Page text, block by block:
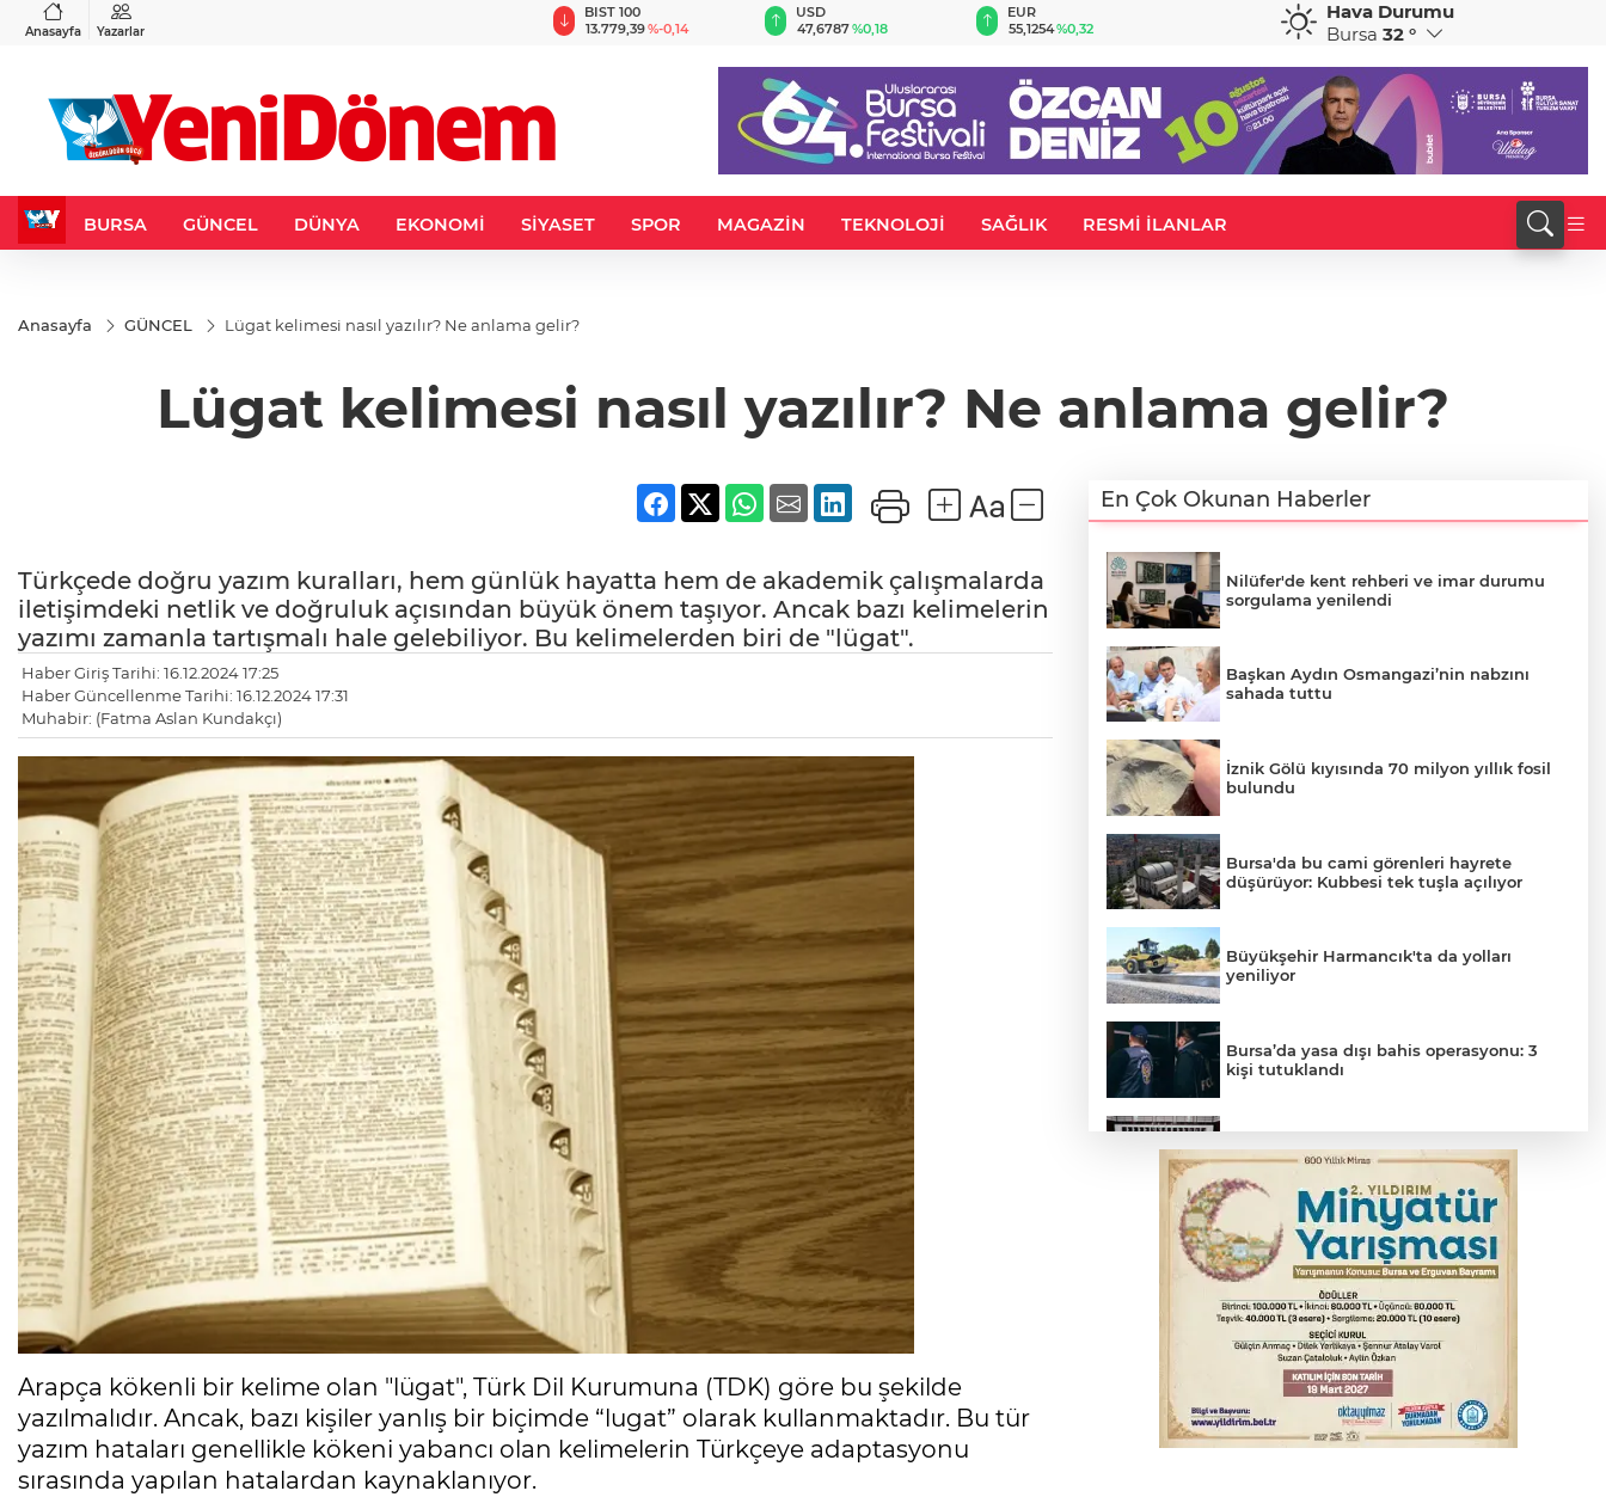
Anasayfa Yazarlar
%-0,22
BIST 100
13.779,39%-0,14
USD
47,6787%0,18
EUR
55,1254%0,32 %0,38
CHF
59,0083
Hava Durumu
Bursa 32 °
BURSA GÜNCEL DÜNYA EKONOMİ SİYASET SPOR MAGAZİN TEKNOLOJİ SAĞLIK RESMİ İLANLAR
Anasayfa GÜNCEL Lügat kelimesi nasıl yazılır? Ne anlama gelir?
Lügat kelimesi nasıl yazılır? Ne anlama gelir?
Türkçede doğru yazım kuralları, hem günlük hayatta hem de akademik çalışmalarda
iletişimdeki netlik ve doğruluk açısından büyük önem taşıyor. Ancak bazı kelimelerin
yazımı zamanla tartışmalı hale gelebiliyor. Bu kelimelerden biri de "lügat".
Haber Giriş Tarihi: 16.12.2024 17:25
Haber Güncellenme Tarihi: 16.12.2024 17:31
Muhabir: (Fatma Aslan Kundakçı)
Arapça kökenli bir kelime olan "lügat", Türk Dil Kurumuna (TDK) göre bu şekilde
yazılmalıdır. Ancak, bazı kişiler yanlış bir biçimde “lugat” olarak kullanmaktadır. Bu tür
yazım hataları genellikle kökeni yabancı olan kelimelerin Türkçeye adaptasyonu
sırasında yapılan hatalardan kaynaklanıyor.
En Çok Okunan Haberler
Nilüfer'de kent rehberi ve imar durumu
sorgulama yenilendi
Başkan Aydın Osmangazi’nin nabzını
sahada tuttu
İznik Gölü kıyısında 70 milyon yıllık fosil
bulundu
Bursa'da bu cami görenleri hayrete
düşürüyor: Kubbesi tek tuşla açılıyor
Büyükşehir Harmancık'ta da yolları
yeniliyor
Bursa’da yasa dışı bahis operasyonu: 3
kişi tutuklandı
kabul edildi
İnegöl’de yangın paniği! Apartmana
sıçrayan alevler söndürüldü
Serbest piyasada döviz fiyatları
6. Perseid Meteor Yağmuru Gözlem
Etkinliği Karacabey'de gökyüzü
tutkunlarını buluşturacak